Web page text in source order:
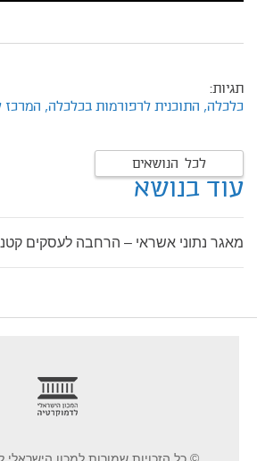
תגיות:
כלכלה, התוכנית לרפורמות בכלכלה, המרכז
לכל הנושאים
עוד בנושא
מאגר נתוני אשראי – הרחבה לעסקים